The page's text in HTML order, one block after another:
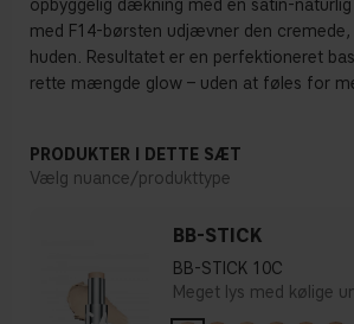
opbyggelig dækning med en satin-
med F14-børsten udjævner den
huden. Resultatet er en perfektioneret
rette mængde glow – uden at føles for
PRODUKTER I DETTE SÆT
Vælg nuance/produkttype
BB-STICK
BB-STICK 10C
Meget lys med kølige